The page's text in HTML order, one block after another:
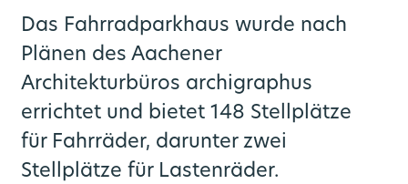
Das Fahrradparkhaus wurde nach
Plänen des Aachener
Architekturbüros archigraphus
errichtet und bietet 148 Stellplätze
für Fahrräder, darunter zwei
Stellplätze für Lastenräder.